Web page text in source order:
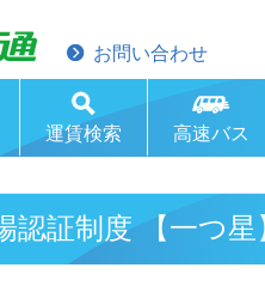
お問い合わせ
運賃検索 高速バス
認証制度 【一つ